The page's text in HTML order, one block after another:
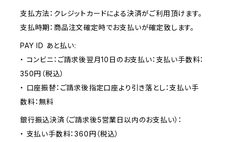
支払方法：クレジットカードによる決済がご利用頂けます。
支払時期：商品注文確定時でお支払いが確定致します。
PAY ID あと払い:
・ コンビニ：ご請求後翌月10日のお支払い：支払い手数料：
350円（税込）
・ 口座振替：ご請求後指定口座より引き落とし：支払い手
数料：無料
銀行振込決済（ご請求後5営業日以内のお支払い）：
・ 支払い手数料：360円（税込）